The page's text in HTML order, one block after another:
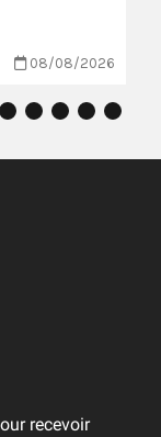
08/08/2026
recevoir